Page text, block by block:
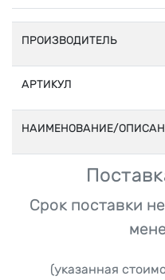
ПРОИЗВОДИТЕЛЬ
АРТИКУЛ
НАИМЕНОВАНИЕ/
Срок поставки
(указанная